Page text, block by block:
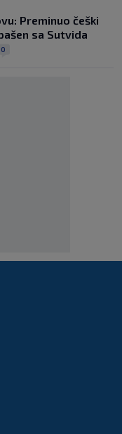
Preminuo češki
sa Sutvida
0